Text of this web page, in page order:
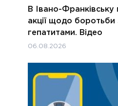
В Івано-Франківську
акції щодо боротьби
гепатитами. Відео
06.08.2026